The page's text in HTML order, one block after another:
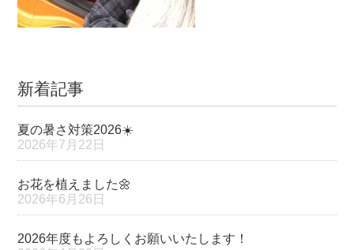
新着記事
夏の暑さ対策2026☀️
2026年7月22日
お花を植えました🌼
2026年6月26日
2026年度もよろしくお願いいたします！